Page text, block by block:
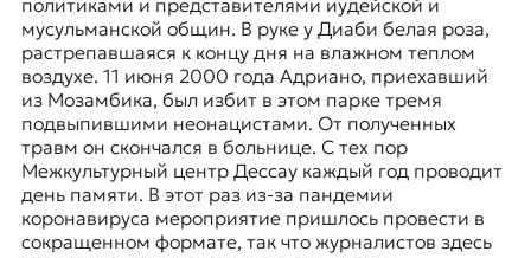
е
политиками и представителями иудейской и
мусульманской общин. В руке у Диаби белая роза,
растрепавшаяся к концу дня на влажном теплом
воздухе. 11 июня 2000 года Адриано, приехавший
из Мозамбика, был избит в этом парке тремя
подвыпившими неонацистами. От полученных
травм он скончался в больнице. С тех пор
Межкультурный центр Дессау каждый год проводит
день памяти. В этот раз из-за пандемии
коронавируса мероприятие пришлось провести в
сокращенном формате, так что журналистов здесь